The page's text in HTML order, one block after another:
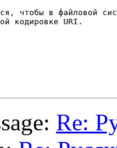
чтобы в файловой
кодировке URI.
Re: